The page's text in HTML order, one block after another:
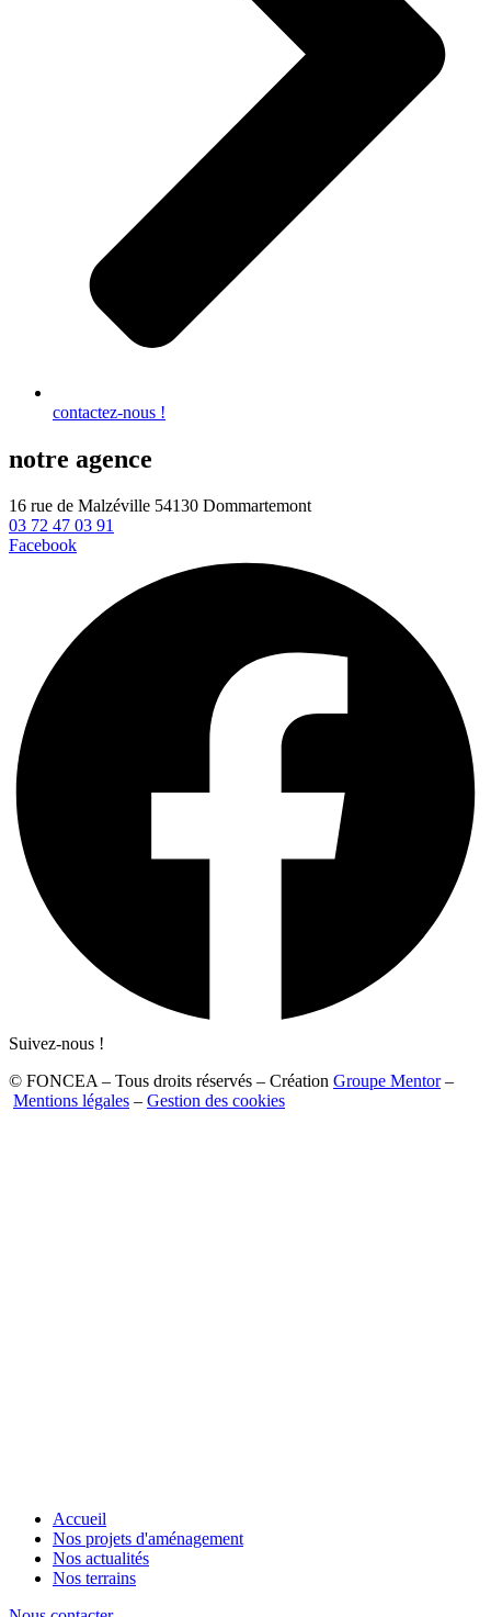
contactez-nous !
notre agence
16 rue de Malzéville 54130 Dommartemont
03 72 47 03 91
Facebook
Suivez-nous !
© FONCEA – Tous droits réservés – Création Groupe Mentor–
Mentions légales – Gestion des cookies
Accueil
Nos projets d'aménagement
Nos actualités
Nos terrains